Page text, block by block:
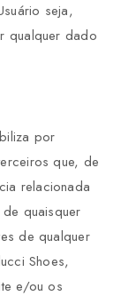
seja,
qualquer dado
por
que, de
relacionada
de quaisquer
de qualquer
Shoes,
e/ou os